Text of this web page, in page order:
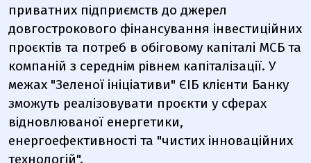
приватних підприємств до джерел
довгострокового фінансування інвестиційних
проєктів та потреб в обіговому капіталі МСБ та
компаній з середнім рівнем капіталізації. У
межах "Зеленої ініціативи" ЄІБ клієнти Банку
зможуть реалізовувати проєкти у сферах
відновлюваної енергетики,
енергоефективності та "чистих інноваційних
технологій".